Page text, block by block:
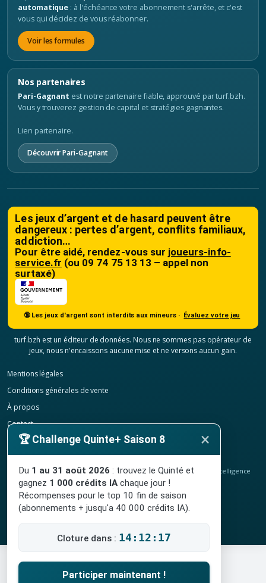
automatique : à l'échéance votre abonnement s'arrête, et c'est
vous qui décidez de vous réabonner.
Voir les formules
Nos partenaires
Pari-Gagnant est notre partenaire fiable, approuvé par turf.bzh.
Vous y trouverez gestion de capital et stratégies gagnantes.
Lien partenaire.
Découvrir Pari-Gagnant
Les jeux d’argent et de hasard peuvent être
dangereux : pertes d’argent, conflits familiaux,
addiction…
Pour être aidé, rendez-vous sur joueurs-info-
service.fr (ou 09 74 75 13 13 – appel non
surtaxé)
🔞 Les jeux d'argent sont interdits aux mineurs · Évaluez votre jeu
turf.bzh est un éditeur de données. Nous ne sommes pas opérateur de
jeux, nous n'encaissons aucune mise et ne versons aucun gain.
Mentions légales
Conditions générales de vente
À propos
Contact
Confidentialité
Résilier mon abonnement
© 2020-2026 TURF.bzh, analyses hippiques, classement ELO et intelligence
artificielle.
Site indépendant, sans lien avec le PMU. Jeu interdit aux mineurs.
🏆 Challenge Quinte+ Saison 8 ×
Du 1 au 31 août 2026 : trouvez le Quinté et
gagnez 1 000 crédits IA chaque jour !
Récompenses pour le top 10 fin de saison
(abonnements + jusqu'a 40 000 crédits IA).
Cloture dans : 14:12:17
Participer maintenant !